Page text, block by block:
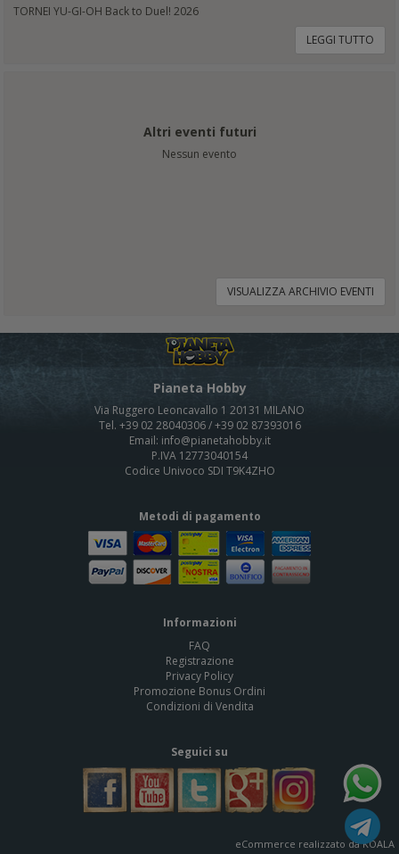
TORNEI YU-GI-OH Back to Duel! 2026
LEGGI TUTTO
Altri eventi futuri
Nessun evento
VISUALIZZA ARCHIVIO EVENTI
Pianeta Hobby
Via Ruggero Leoncavallo 1 20131 MILANO
Tel. +39 02 28040306 / +39 02 87393016
Email: info@pianetahobby.it
P.IVA 12773040154
Codice Univoco SDI T9K4ZHO
Metodi di pagamento
Informazioni
FAQ
Registrazione
Privacy Policy
Promozione Bonus Ordini
Condizioni di Vendita
Seguici su
eCommerce realizzato da KOALA